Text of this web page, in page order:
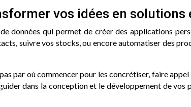
vos idées en solutions
données qui permet de créer des applications
suivre vos stocks, ou encore automatiser des
par où commencer pour les concrétiser, faire
dans la conception et le développement de